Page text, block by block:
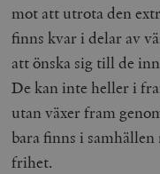
mot att utrota den
finns kvar i delar av
att önska sig till de
De kan inte heller i
utan växer fram
bara finns i
frihet.